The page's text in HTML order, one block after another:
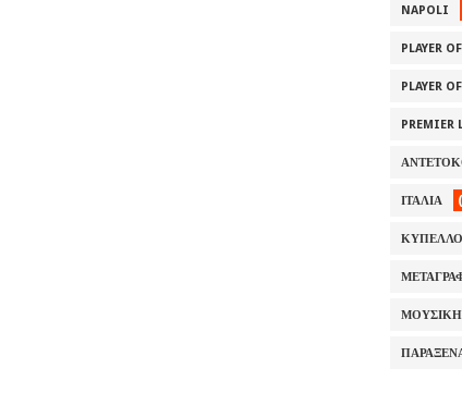
NAPOLI
PLAYER
PLAYER
PREMIER
ΙΤΑΛΙΑ
ΜΟΥΣΙΚΗ